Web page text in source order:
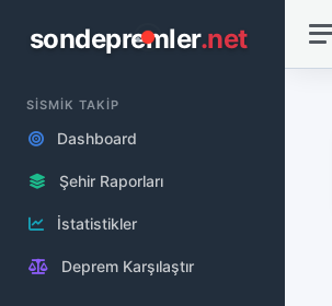
sondepremler.net
SİSMİK TAKİP
Dashboard
Şehir Raporları
İstatistikler
Deprem Karşılaştır